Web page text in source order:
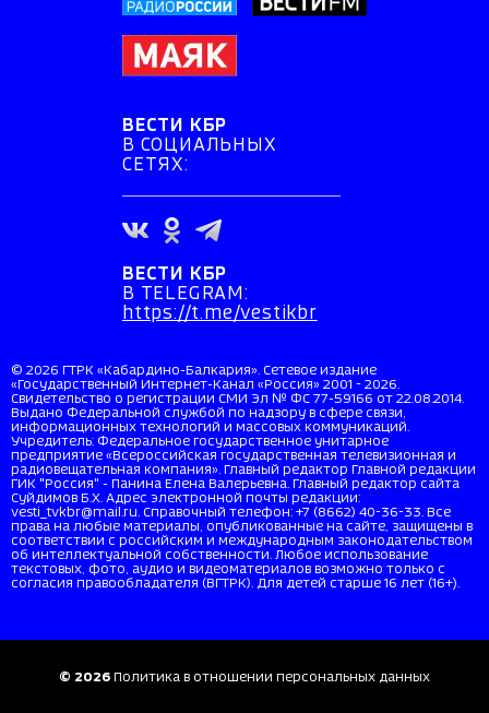
ВЕСТИ КБР
В СОЦИАЛЬНЫХ
СЕТЯХ:
ВЕСТИ КБР
В TELEGRAM:
https://t.me/vestikbr
© 2026 ГТРК «Кабардино-Балкария». Сетевое издание
«Государственный Интернет-Канал «Россия» 2001 - 2026.
Свидетельство о регистрации СМИ Эл № ФС 77-59166 от 22.08.2014.
Выдано Федеральной службой по надзору в сфере связи,
информационных технологий и массовых коммуникаций.
Учредитель: Федеральное государственное унитарное
предприятие «Всероссийская государственная телевизионная и
радиовещательная компания». Главный редактор Главной редакции
ГИК "Россия" - Панина Елена Валерьевна. Главный редактор сайта
Суйдимов Б.Х. Адрес электронной почты редакции:
vesti_tvkbr@mail.ru. Справочный телефон: +7 (8662) 40-36-33. Все
права на любые материалы, опубликованные на сайте, защищены в
соответствии с российским и международным законодательством
об интеллектуальной собственности. Любое использование
текстовых, фото, аудио и видеоматериалов возможно только с
согласия правообладателя (ВГТРК). Для детей старше 16 лет (16+).
© 2026 Политика в отношении персональных данных